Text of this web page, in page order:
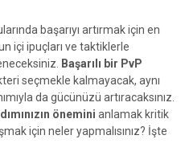
başarıyı artırmak için en
içi ipuçları ve taktiklerle
Başarılı bir PvP
seçmekle kalmayacak, aynı
da gücünüzü artıracaksınız.
önemini anlamak kritik
için neler yapmalısınız? İşte